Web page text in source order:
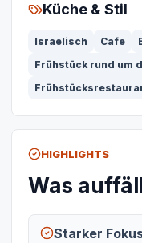
Küche & Stil
Israelisch Cafe
Frühstück rund um
HIGHLIGHTS
Was
Starker